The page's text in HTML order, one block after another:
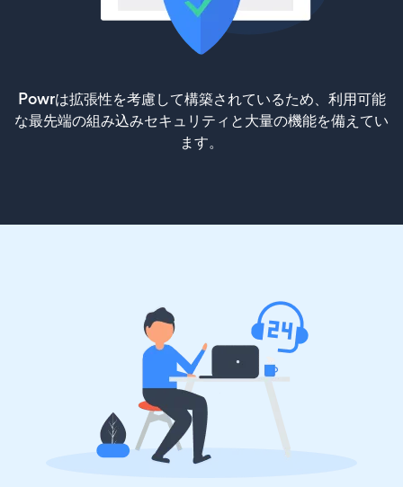
Powrは拡張性を考慮して構築されているため、利用可能
な最先端の組み込みセキュリティと大量の機能を備えてい
ます。